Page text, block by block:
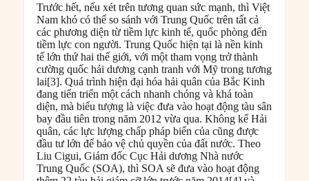
Trước hết, nếu xét trên tương quan sức mạnh, thì Việt
Nam khó có thể so sánh với Trung Quốc trên tất cả
các phương diện từ tiềm lực kinh tế, quốc phòng đến
tiềm lực con người. Trung Quốc hiện tại là nền kinh
tế lớn thứ hai thế giới, với một tham vọng trở thành
cường quốc hải dương cạnh tranh với Mỹ trong tương
lai[3]. Quá trình hiện đại hóa hải quân của Bắc Kinh
đang tiến triển một cách nhanh chóng và khá toàn
diện, mà biểu tượng là việc đưa vào hoạt động tàu sân
bay đầu tiên trong năm 2012 vừa qua. Không kể Hải
quân, các lực lượng chấp pháp biển của cũng được
đầu tư lớn để bảo vệ chủ quyền của đất nước. Theo
Liu Cigui, Giám đốc Cục Hải dương Nhà nước
Trung Quốc (SOA), thì SOA sẽ đưa vào hoạt động